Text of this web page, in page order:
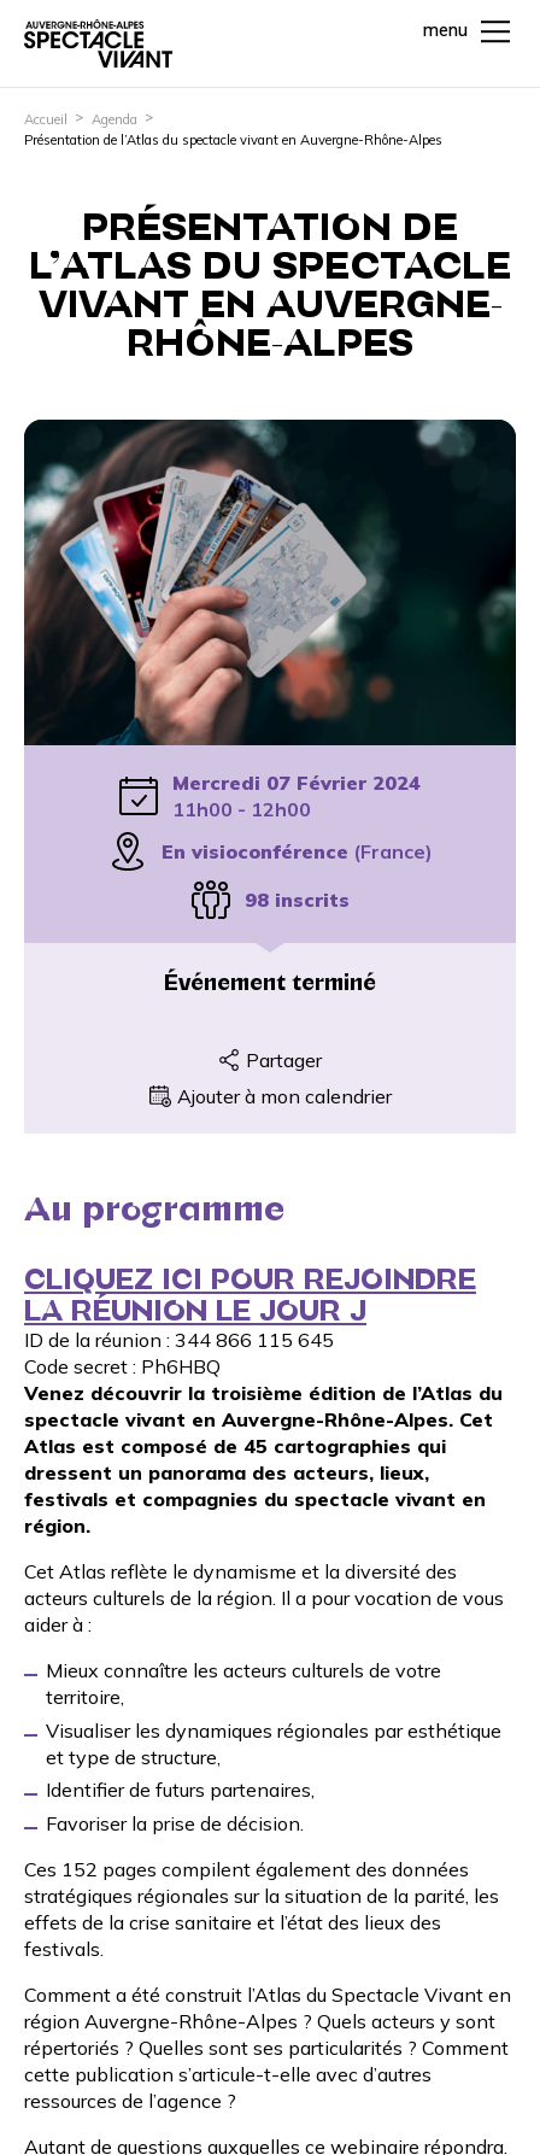
menu
Accueil
Agenda
Présentation de l’Atlas du spectacle vivant en Auvergne-Rhône-Alpes
PRÉSENTATION DE
L’ATLAS DU SPECTACLE
VIVANT EN AUVERGNE-
RHÔNE-ALPES
Mercredi 07 Février 2024
11h00 - 12h00
En visioconférence (France)
98 inscrits
Événement terminé
Partager
Ajouter à mon calendrier
Au programme
CLIQUEZ ICI POUR REJOINDRE
LA RÉUNION LE JOUR J
ID de la réunion : 344 866 115 645
Code secret : Ph6HBQ
Venez découvrir la troisième édition de l’Atlas du
spectacle vivant en Auvergne-Rhône-Alpes. Cet
Atlas est composé de 45 cartographies qui
dressent un panorama des acteurs, lieux,
festivals et compagnies du spectacle vivant en
région.
Cet Atlas reflète le dynamisme et la diversité des
acteurs culturels de la région. Il a pour vocation de vous
aider à :
Mieux connaître les acteurs culturels de votre
territoire,
Visualiser les dynamiques régionales par esthétique
et type de structure,
Identifier de futurs partenaires,
Favoriser la prise de décision.
Ces 152 pages compilent également des données
stratégiques régionales sur la situation de la parité, les
effets de la crise sanitaire et l’état des lieux des
festivals.
Comment a été construit l’Atlas du Spectacle Vivant en
région Auvergne-Rhône-Alpes ? Quels acteurs y sont
répertoriés ? Quelles sont ses particularités ? Comment
cette publication s’articule-t-elle avec d’autres
ressources de l’agence ?
Autant de questions auxquelles ce webinaire répondra.